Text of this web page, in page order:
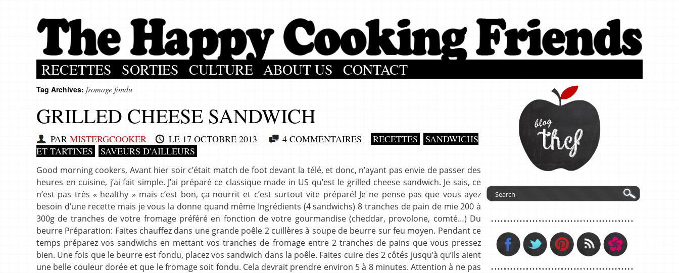
RECETTES SORTIES CULTURE ABOUT US CONTACT
Tag Archives: fromage fondu
GRILLED CHEESE SANDWICH
PAR MISTERGCOOKER LE 17 OCTOBRE 2013 4 COMMENTAIRES RECETTES
SANDWICHS
ET TARTINES
SAVEURS D'AILLEURS
Good morning cookers, Avant hier soir c’était match de foot devant la télé, et donc, n’ayant pas envie de passer des
heures en cuisine, j’ai fait simple. J’ai préparé ce classique made in US qu’est le grilled cheese sandwich. Je sais, ce
n’est pas très « healthy » mais c’est bon, ça nourrit et c’est surtout vite préparé! Je ne pense pas que vous ayez
besoin d’une recette mais je vous la donne quand même Ingrédients (4 sandwichs) 8 tranches de pain de mie 200 à
300g de tranches de votre fromage préféré en fonction de votre gourmandise (cheddar, provolone, comté…) Du
beurre Préparation: Faites chauffez dans une grande poêle 2 cuillères à soupe de beurre sur feu moyen. Pendant ce
temps préparez vos sandwichs en mettant vos tranches de fromage entre 2 tranches de pains que vous pressez
bien. Une fois que le beurre est fondu, placez vos sandwich dans la poêle. Faites cuire des 2 côtés jusqu’à qu’ils aient
une belle couleur dorée et que le fromage soit fondu. Cela devrait prendre environ 5 à 8 minutes. Attention à ne pas